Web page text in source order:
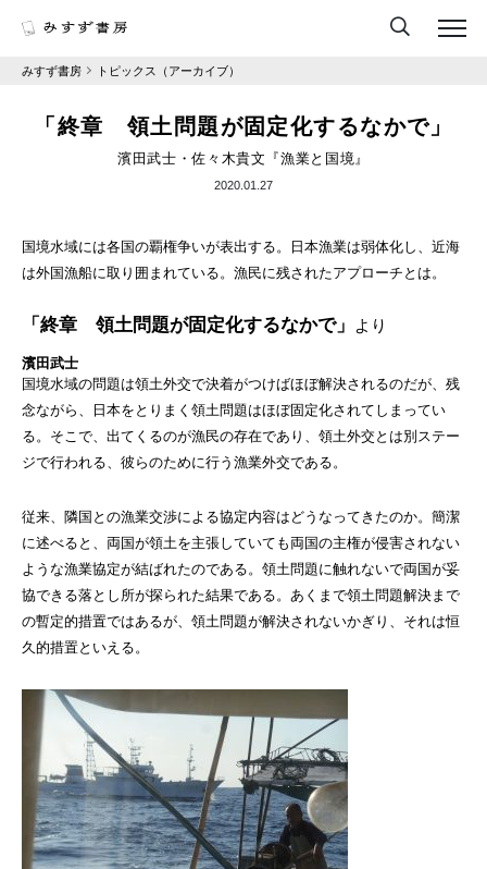
みすず書房 トピックス（アーカイブ）
「終章 領土問題が固定化するなかで」
濱田武士・佐々木貴文『漁業と国境』
2020.01.27
国境水域には各国の覇権争いが表出する。日本漁業は弱体化し、近海
は外国漁船に取り囲まれている。漁民に残されたアプローチとは。
「終章 領土問題が固定化するなかで」 より
濱田武士
国境水域の問題は領土外交で決着がつけばほぼ解決されるのだが、残
念ながら、日本をとりまく領土問題はほぼ固定化されてしまってい
る。そこで、出てくるのが漁民の存在であり、領土外交とは別ステー
ジで行われる、彼らのために行う漁業外交である。
従来、隣国との漁業交渉による協定内容はどうなってきたのか。簡潔
に述べると、両国が領土を主張していても両国の主権が侵害されない
ような漁業協定が結ばれたのである。領土問題に触れないで両国が妥
協できる落とし所が探られた結果である。あくまで領土問題解決まで
の暫定的措置ではあるが、領土問題が解決されないかぎり、それは恒
久的措置といえる。